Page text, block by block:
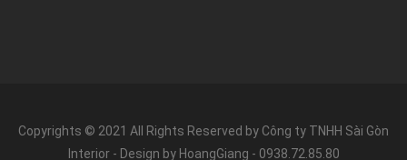
Copyrights © 2021 All Rights Reserved by Công ty TNHH Sài Gòn
Interior - Design by HoangGiang - 0938.72.85.80